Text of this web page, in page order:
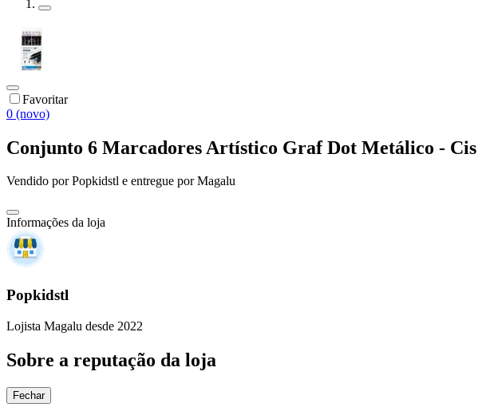
Favoritar
0 (novo)
Conjunto 6 Marcadores Artístico Graf Dot Metálico - Cis
Vendido porPopkidstl e entregue por Magalu
Informações da loja
Popkidstl
Lojista Magalu desde 2022
Sobre a reputação da loja
Fechar